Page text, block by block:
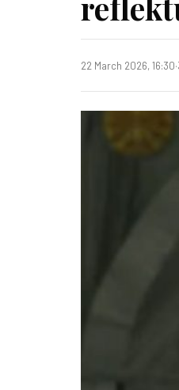
22 March 2026, 16:30·